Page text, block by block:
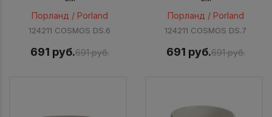
Порланд / Porland
124211 COSMOS DS.6
691 руб.691 руб.
Порланд / Porland
124211 COSMOS DS.7
691 руб.691 руб.